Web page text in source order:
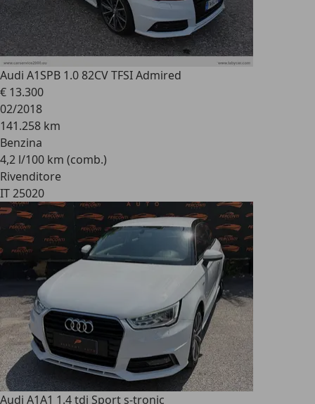
Audi A1SPB 1.0 82CV TFSI Admired
€ 13.300
02/2018
141.258 km
Benzina
4,2 l/100 km (comb.)
Rivenditore
IT 25020
Audi A1A1 1.4 tdi Sport s-tronic